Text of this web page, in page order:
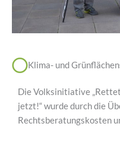
Klima- und
Die Volksinitiative
jetzt!“ wurde durch die
Rechtsberatungskosten